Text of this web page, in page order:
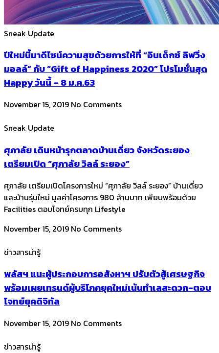
Sneak Update
ปีใหม่นี้มาดีไซน์ความสุขด้วยการให้ที่ “อินเด็กซ์ ลิฟวิ่ง
มอลล์” กับ “Gift of Happiness 2020” โปรโมชั่นสุด
Happy วันนี้ – 8 ม.ค.63
November 15, 2019 No Comments
Sneak Update
ศุภาลัย เดินหน้ารุกตลาดบ้านเดี่ยว จังหวัดระยอง
เตรียมเปิด “ศุภาลัย วิลล์ ระยอง”
ศุภาลัย เตรียมเปิดโครงการใหม่ “ศุภาลัย วิลล์ ระยอง” บ้านเดี่ยว
และบ้านรุ่นใหม่ มูลค่าโครงการ 980 ล้านบาท เพียบพร้อมด้วย
Facilities ตอบโจทย์ครบทุก Lifestyle
November 15, 2019 No Comments
ข่าวสารน่ารู้
พลัสฯ แนะผู้ประกอบการอสังหาฯ ปรับตัวสู้เศรษฐกิจ
พร้อมเผยเทรนด์ผู้บริโภคยุคใหม่เน้นทำเลสะดวก-ตอบ
โจทย์ยุคดิจิทัล
November 15, 2019 No Comments
ข่าวสารน่ารู้